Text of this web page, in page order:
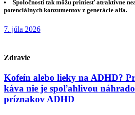
Spoločnosti tak môžu priniesť atraktívne
potenciálnych konzumentov z generácie alfa.
7. júla 2026
Zdravie
Kofeín alebo lieky na ADHD?
káva nie je spoľahlivou
príznakov ADHD